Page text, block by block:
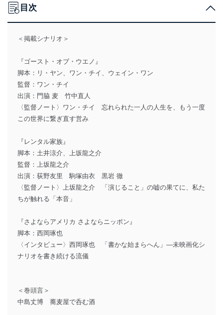
目次
＜掲載シナリオ＞
『ゴースト・オブ・ウエノ』
脚本：リ・ヤン、ワン・チイ、ウェイン・ワン
監督：ワン・チイ
出演：門脇 麦 竹中直人
〈監督ノート〉ワン・チイ 忘れられた一人の人生を、もう一度
この世界に繋ぎ直す営み
『レンタル家族』
脚本：土井涼介、上坂龍之介
監督：上坂龍之介
出演：荻野友里 駒塚由衣 黒岩 徹
〈監督ノート〉上坂龍之介 「演じること」の嘘の果てに、私た
ちが触れる「本音」
『さよならアメリカ さよならニッポン』
脚本：西岡琢也
〈インタビュー〉西岡琢也 「書かな始まらへん」―未映画化シ
ナリオを書き続ける流儀
＜巻頭言＞
中島丈博 蕎麦屋で呑む酒